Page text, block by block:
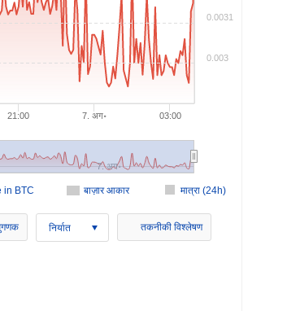
in BTC बाज़ार आकार मात्रा (24h)
21:00 7. अग॰ 03:00
7. अग॰
0.003
0.0031
निर्यात तकनीकी विश्लेषण